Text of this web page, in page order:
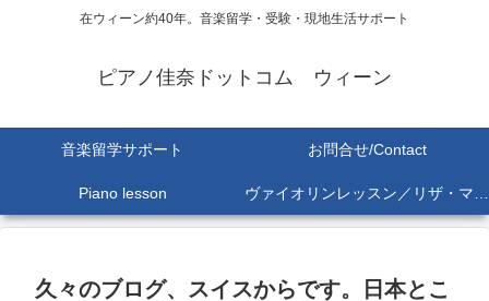
在ウィーン約40年。音楽留学・受験・現地生活サポート
ピアノ佳奈ドットコム ウィーン
音楽留学サポート お問合せ/Contact
Piano lesson ヴァイオリンレッスン／リザ・マリア Lisa-Maria SEKINE
久々のブログ、スイスからです。日本とこ